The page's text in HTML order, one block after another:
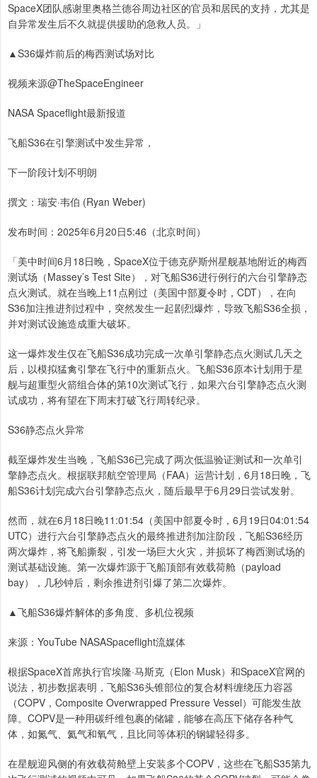
SpaceX团队感谢里奥格兰德谷周边社区的官员和居民的支持，尤其是
自异常发生后不久就提供援助的急救人员。」
▲S36爆炸前后的梅西测试场对比
视频来源@TheSpaceEngineer
NASA Spaceflight最新报道
飞船S36在引擎测试中发生异常，
下一阶段计划不明朗
撰文：瑞安·韦伯 (Ryan Weber)
发布时间：2025年6月20日5:46（北京时间）
「美中时间6月18日晚，SpaceX位于德克萨斯州星舰基地附近的梅西
测试场（Massey’s Test Site），对飞船S36进行例行的六台引擎静态
点火测试。就在当晚上11点刚过（美国中部夏令时，CDT），在向
S36加注推进剂过程中，突然发生一起剧烈爆炸，导致飞船S36全损，
并对测试设施造成重大破坏。
这一爆炸发生仅在飞船S36成功完成一次单引擎静态点火测试几天之
后，以模拟猛禽引擎在飞行中的重新点火。飞船S36原本计划用于星
舰与超重型火箭组合体的第10次测试飞行，如果六台引擎静态点火测
试成功，将有望在下周末打破飞行周转纪录。
S36静态点火异常
截至爆炸发生当晚，飞船S36已完成了两次低温验证测试和一次单引
擎静态点火。根据联邦航空管理局（FAA）运营计划，6月18日晚，飞
船S36计划完成六台引擎静态点火，随后最早于6月29日尝试发射。
然而，就在6月18日晚11:01:54（美国中部夏令时，6月19日04:01:54
UTC）进行六台引擎静态点火的最终推进剂加注阶段，飞船S36经历
两次爆炸，将飞船撕裂，引发一场巨大火灾，并损坏了梅西测试场的
测试基础设施。第一次爆炸源于飞船顶部有效载荷舱（payload
bay），几秒钟后，剩余推进剂引爆了第二次爆炸。
▲飞船S36爆炸解体的多角度、多机位视频
来源：YouTube NASASpaceflight流媒体
根据SpaceX首席执行官埃隆·马斯克（Elon Musk）和SpaceX官网的
说法，初步数据表明，飞船S36头锥部位的复合材料缠绕压力容器
（COPV，Composite Overwrapped Pressure Vessel）可能发生故
障。COPV是一种用碳纤维包裹的储罐，能够在高压下储存各种气
体，如氮气、氦气和氧气，且比同等体积的钢罐轻得多。
在星舰迎风侧的有效载荷舱壁上安装多个COPV，这些在飞船S35第九